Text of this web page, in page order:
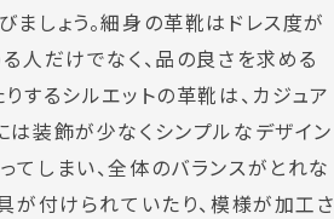
しょう。細身の革靴はドレス度が
人だけでなく、品の良さを求める
するシルエットの革靴は、カジュア
は装飾が少なくシンプルなデザイン
てしまい、全体のバランスがとれな
が付けられていたり、模様が加工さ